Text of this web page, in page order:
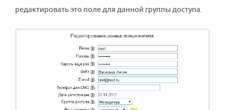
редактировать это поле для данной группы доступа.